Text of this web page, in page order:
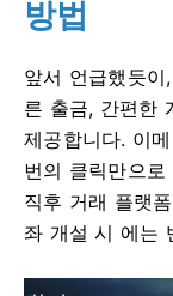
방법
앞서 언급했듯
른 출금, 간편한
제공합니다. 이
번의 클릭만으
직후 거래 플랫
좌 개설 시 에는